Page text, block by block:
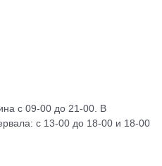
с 09-00 до 21-00. В
с 13-00 до 18-00 и 18-00